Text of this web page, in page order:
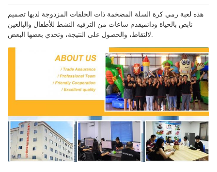
هذه لعبة رمي كرة السلة المضخمة ذات الحلقات المزدوجة لديها تصميم
نابض بالحياة ودائميقدم ساعات من الترفيه النشط للأطفال والبالغين